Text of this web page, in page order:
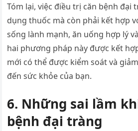
Tóm lại, việc điều trị căn bệnh đại
dụng thuốc mà còn phải kết hợp
sống lành mạnh, ăn uống hợp lý
hai phương pháp này được kết
mới có thể được kiểm soát và
đến sức khỏe của bạn.
6. Những sai lầm
bệnh đại tràng